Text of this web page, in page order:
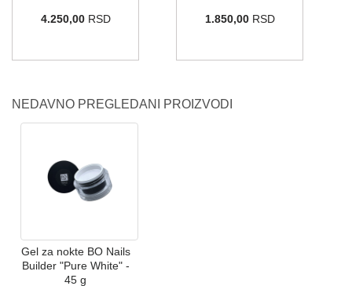
4.250,00RSD 1.850,00RSD
NEDAVNO PREGLEDANI PROIZVODI
Gel za nokte BO Nails
Builder "Pure White" -
45 g